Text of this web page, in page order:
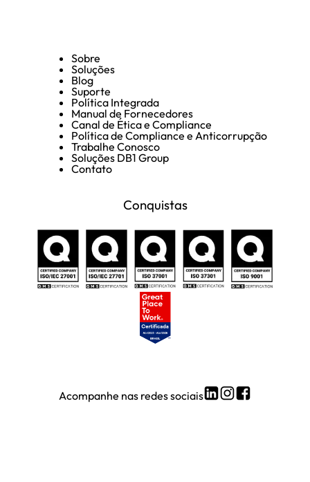
Sobre
Soluções
Blog
Suporte
Política Integrada
Manual de Fornecedores
Canal de Ética e Compliance
Política de Compliance e Anticorrupção
Trabalhe Conosco
Soluções DB1 Group
Contato
Conquistas
Acompanhe nas redes sociais